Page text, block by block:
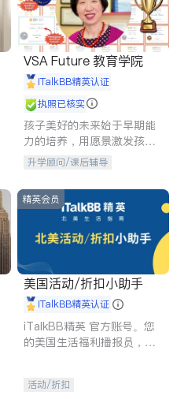
VSA Future 教育学院
iTalkBB精英认证
执照已核实
孩子美好的未来始于早期能
力的培养，用愿景激发孩子
的学习潜力和动力。理念：
拥有成长型心态是成功的基
石。
升学顾问/课后辅导
精英会员
美国活动/折扣小助手
iTalkBB精英认证
iTalkBB精英 官方账号。您
的美国生活福利播报员，精
专属福利。
活动/折扣